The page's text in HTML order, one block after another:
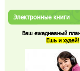
Электронные книги
Ваш ежедневный
Ешь и худей!